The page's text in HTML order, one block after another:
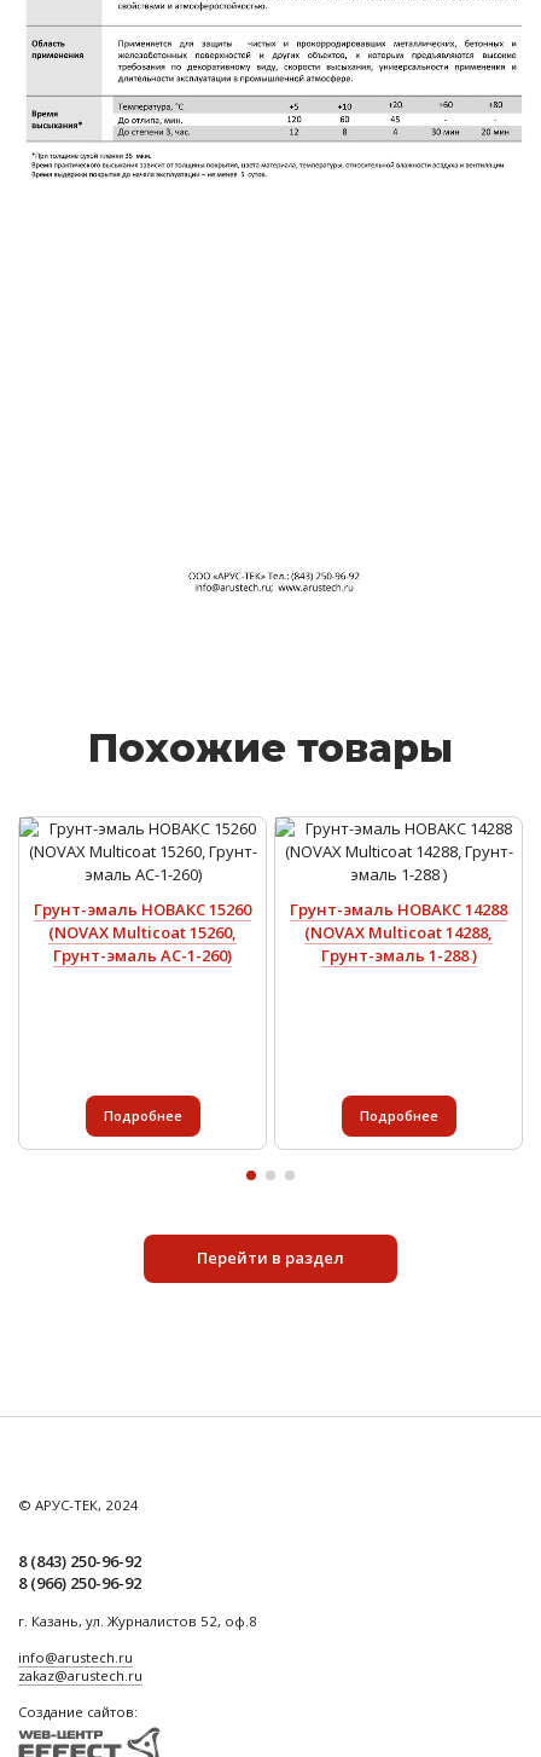
Похожие товары
Грунт-эмаль НОВАКС 15260
(NOVAX Multicoat 15260,
Грунт-эмаль АС-1-260)
Подробнее
Грунт-эмаль НОВАКС 14288
(NOVAX Multicoat 14288,
Грунт-эмаль 1-288 )
Подробнее
Перейти в раздел
© АРУС-ТЕК, 2024
8 (843) 250-96-92
8 (966) 250-96-92
г. Казань, ул. Журналистов 52, оф.8
info@arustech.ru
zakaz@arustech.ru
Создание сайтов: